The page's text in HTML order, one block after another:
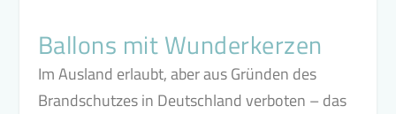
Ballons mit Wunderkerzen
Im Ausland erlaubt, aber aus Gründen des
Brandschutzes in Deutschland verboten – das